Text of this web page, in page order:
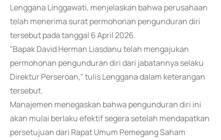
Lenggana Linggawati, menjelaskan bahwa perusahaan
telah menerima surat permohonan pengunduran diri
tersebut pada tanggal 6 April 2026.
"Bapak David Herman Liasdanu telah mengajukan
permohonan pengunduran diri dari jabatannya selaku
Direktur Perseroan," tulis Lenggana dalam keterangan
tersebut.
Manajemen menegaskan bahwa pengunduran diri ini
akan mulai berlaku efektif segera setelah mendapatkan
persetujuan dari Rapat Umum Pemegang Saham